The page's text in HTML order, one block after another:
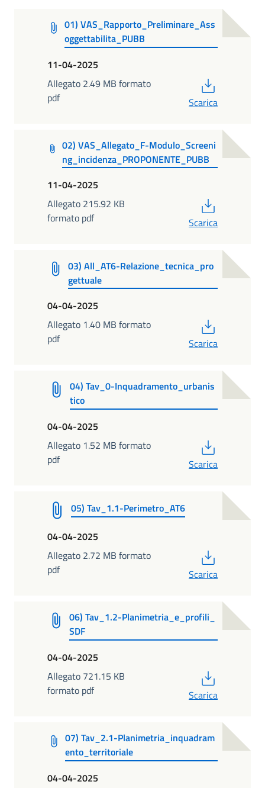
01) VAS_Rapporto_Preliminare_Ass
oggettabilita_PUBB
11-04-2025
Allegato 2.49 MB formato
pdf
Scarica
02) VAS_Allegato_F-Modulo_Screeni
ng_incidenza_PROPONENTE_PUBB
11-04-2025
Allegato 215.92 KB
formato pdf
Scarica
03) All_AT6-Relazione_tecnica_pro
gettuale
04-04-2025
Allegato 1.40 MB formato
pdf
Scarica
04) Tav_0-Inquadramento_urbanis
tico
04-04-2025
Allegato 1.52 MB formato
pdf
Scarica
05) Tav_1.1-Perimetro_AT6
04-04-2025
Allegato 2.72 MB formato
pdf
Scarica
06) Tav_1.2-Planimetria_e_profili_
SDF
04-04-2025
Allegato 721.15 KB
formato pdf
Scarica
07) Tav_2.1-Planimetria_inquadram
ento_territoriale
04-04-2025